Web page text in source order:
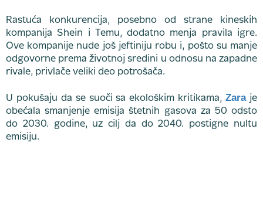
Rastuća konkurencija, posebno od strane kineskih
kompanija Shein i Temu, dodatno menja pravila igre.
Ove kompanije nude još jeftiniju robu i, pošto su manje
odgovorne prema životnoj sredini u odnosu na zapadne
rivale, privlače veliki deo potrošača.
U pokušaju da se suoči sa ekološkim kritikama,Zaraje
obećala smanjenje emisija štetnih gasova za 50 odsto
do 2030. godine, uz cilj da do 2040. postigne nultu
emisiju.